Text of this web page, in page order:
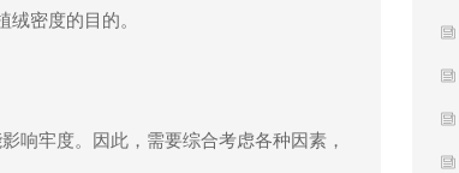
密度的目的。
响牢度。因此，需要综合考虑各种因素，